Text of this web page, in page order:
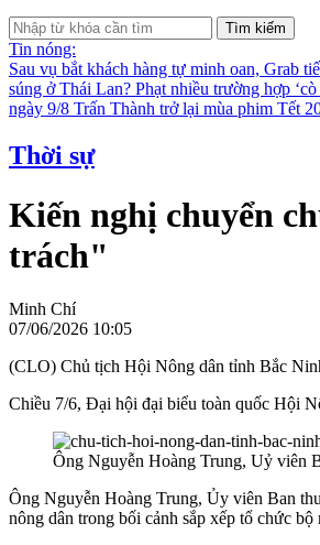
Tìm kiếm
Tin nóng:
Sau vụ bắt khách hàng tự minh oan, Grab
súng ở Thái Lan? Phạt nhiều trường hợp
ngày 9/8 Trấn Thành trở lại mùa phim Tết
Thời sự
Kiến nghị chuyển
trách"
Minh Chí
07/06/2026 10:05
(CLO) Chủ tịch Hội Nông dân tỉnh Bắc
Chiều 7/6, Đại hội đại biểu toàn quốc Hội
Ông Nguyễn Hoàng Trung, Uỷ viên
Ông Nguyễn Hoàng Trung, Ủy viên Ban
nông dân trong bối cảnh sắp xếp tổ chức